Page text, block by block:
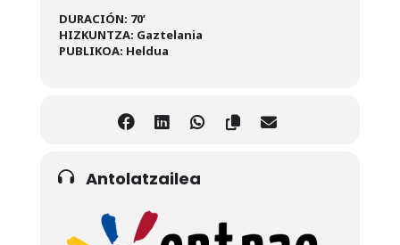
DURACIÓN: 70’
HIZKUNTZA: Gaztelania
PUBLIKOA: Heldua
Antolatzailea